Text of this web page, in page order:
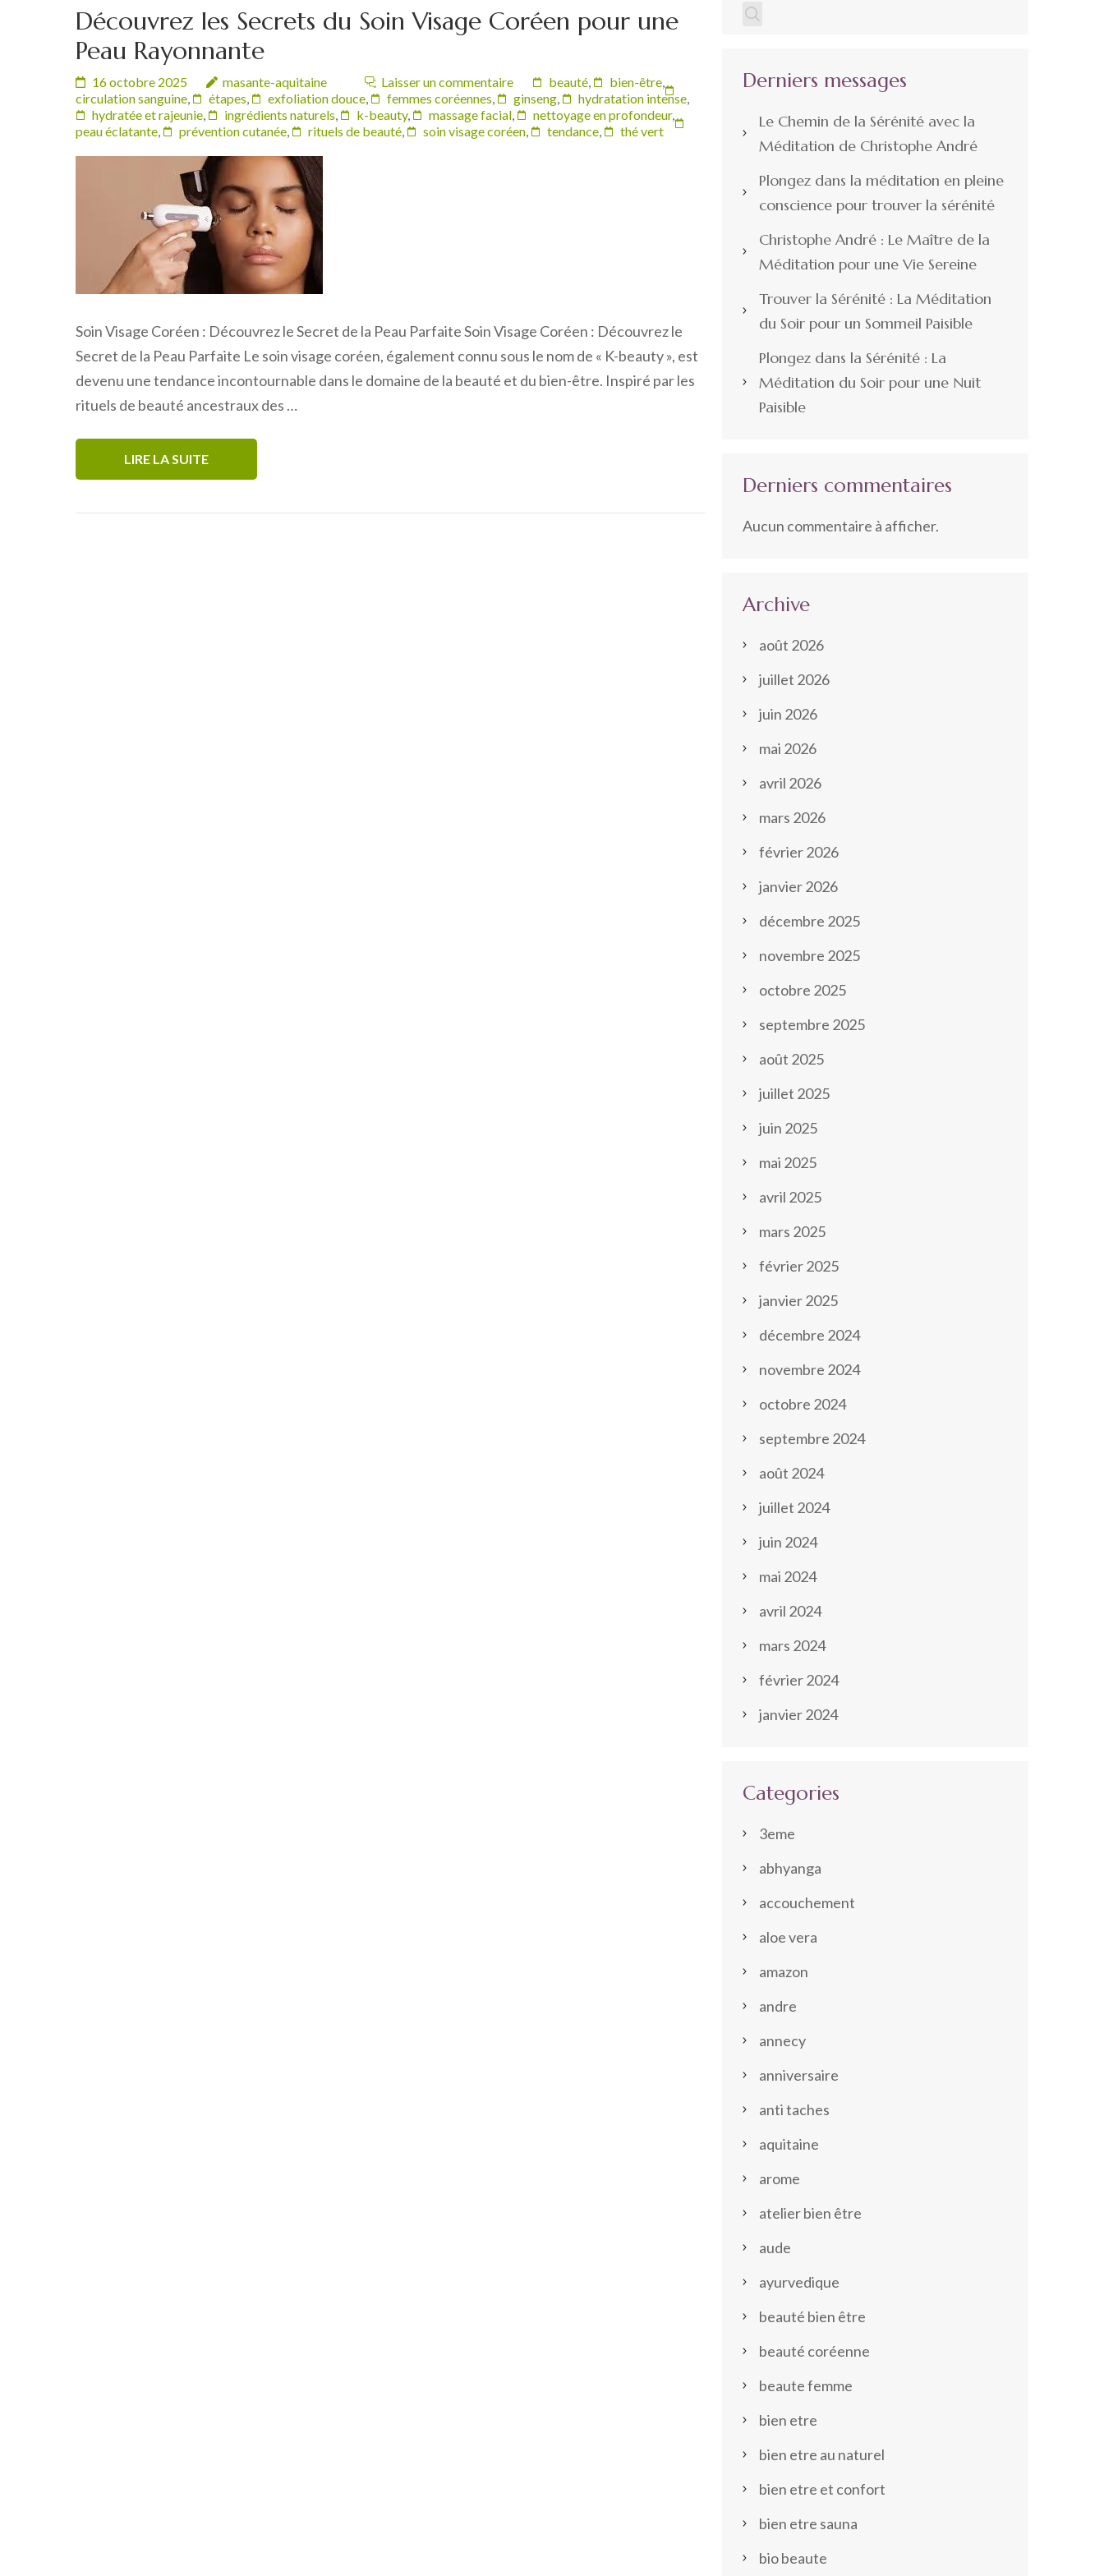
Découvrez les Secrets du Soin Visage Coréen pour une
Peau Rayonnante
16 octobre 2025 masante-aquitaine Laisser un commentaire beauté, bien-être,
circulation sanguine, étapes, exfoliation douce, femmes coréennes, ginseng, hydratation intense,
hydratée et rajeunie, ingrédients naturels, k-beauty, massage facial, nettoyage en profondeur,
peau éclatante, prévention cutanée, rituels de beauté, soin visage coréen, tendance, thé vert
Soin Visage Coréen : Découvrez le Secret de la Peau Parfaite Soin Visage Coréen : Découvrez le
Secret de la Peau Parfaite Le soin visage coréen, également connu sous le nom de « K-beauty », est
devenu une tendance incontournable dans le domaine de la beauté et du bien-être. Inspiré par les
rituels de beauté ancestraux des …
LIRE LA SUITE
Derniers messages
Le Chemin de la Sérénité avec la
Méditation de Christophe André
Plongez dans la méditation en pleine
conscience pour trouver la sérénité
Christophe André : Le Maître de la
Méditation pour une Vie Sereine
Trouver la Sérénité : La Méditation
du Soir pour un Sommeil Paisible
Plongez dans la Sérénité : La
Méditation du Soir pour une Nuit
Paisible
Derniers commentaires
Aucun commentaire à afficher.
Archive
août 2026
juillet 2026
juin 2026
mai 2026
avril 2026
mars 2026
février 2026
janvier 2026
décembre 2025
novembre 2025
octobre 2025
septembre 2025
août 2025
juillet 2025
juin 2025
mai 2025
avril 2025
mars 2025
février 2025
janvier 2025
décembre 2024
novembre 2024
octobre 2024
septembre 2024
août 2024
juillet 2024
juin 2024
mai 2024
avril 2024
mars 2024
février 2024
janvier 2024
Categories
3eme
abhyanga
accouchement
aloe vera
amazon
andre
annecy
anniversaire
anti taches
aquitaine
arome
atelier bien être
aude
ayurvedique
beauté bien être
beauté coréenne
beaute femme
bien etre
bien etre au naturel
bien etre et confort
bien etre sauna
bio beaute